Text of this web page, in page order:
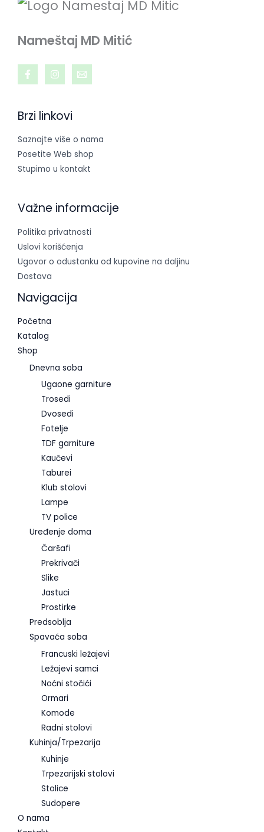
Nameštaj MD Mitić
Brzi linkovi
Saznajte više o nama
Posetite Web shop
Stupimo u kontakt
Važne informacije
Politika privatnosti
Uslovi korišćenja
Ugovor o odustanku od kupovine na daljinu
Dostava
Navigacija
Početna
Katalog
Shop
Dnevna soba
Ugaone garniture
Trosedi
Dvosedi
Fotelje
TDF garniture
Kaučevi
Taburei
Klub stolovi
Lampe
TV police
Uređenje doma
Čaršafi
Prekrivači
Slike
Jastuci
Prostirke
Predsoblja
Spavaća soba
Francuski ležajevi
Ležajevi samci
Noćni stočići
Ormari
Komode
Radni stolovi
Kuhinja/Trpezarija
Kuhinje
Trpezarijski stolovi
Stolice
Sudopere
O nama